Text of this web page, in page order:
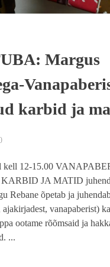
Margus
karbid ja
kell 12-15.00
JA MATID
Rebane õpetab ja
ajakirjadest, vanapaberist)
ootame rõõmsaid ja
...